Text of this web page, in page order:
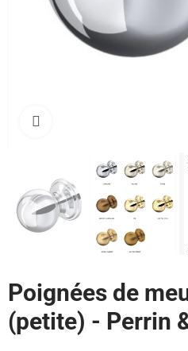
Poignées de
(petite) - Perrin